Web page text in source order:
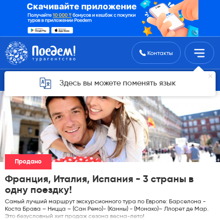
Поиск туровКонтакты
Здесь вы можете поменять язык
Горящие туры для Астаны
Продано
Франция, Италия, Испания - 3 страны в
одну поездку!
Самый лучший маршрут экскурсионного тура по Европе: Барселона -
Коста Брава – Ницца – (Сан Ремо)- (Канны) - (Монако)– Ллорет де Мар.
Это безусловный хит продаж сезона весна-лето!